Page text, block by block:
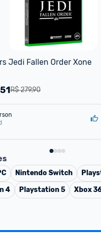
Jedi Fallen Order Xone
R$ 279,90
Nintendo Switch
4
Playstation 5 Xbox